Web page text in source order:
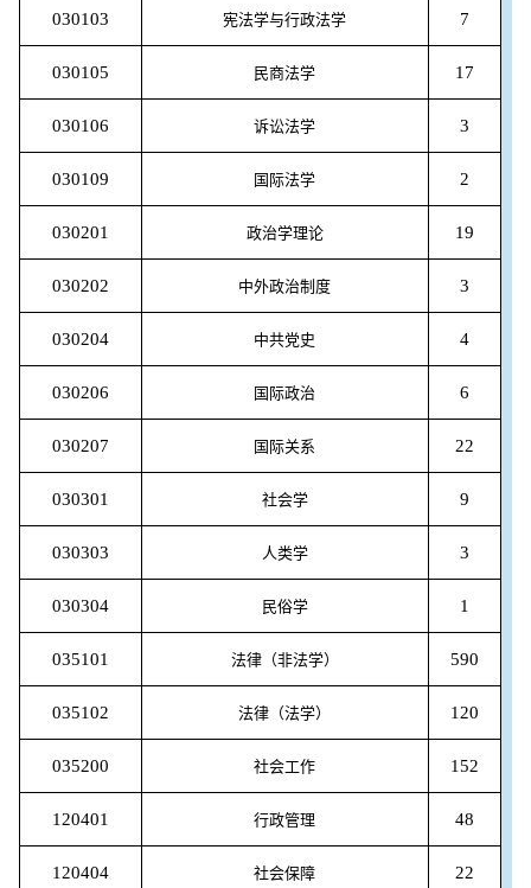
030103 宪法学与行政法学 7
030105 民商法学 17
030106 诉讼法学 3
030109 国际法学 2
030201 政治学理论 19
030202 中外政治制度 3
030204 中共党史 4
030206 国际政治 6
030207 国际关系 22
030301 社会学 9
030303 人类学 3
030304 民俗学 1
035101 法律（非法学） 590
035102 法律（法学） 120
035200 社会工作 152
120401 行政管理 48
120404 社会保障 22